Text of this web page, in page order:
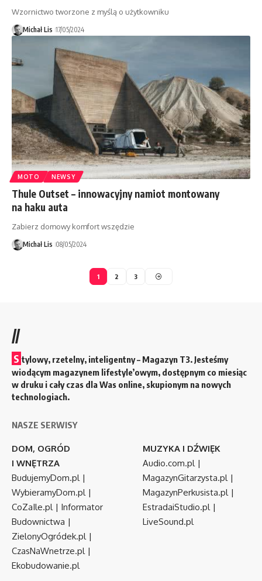
Wzornictwo tworzone z myślą o użytkowniku
Michał Lis 17/05/2024
MOTO NEWSY
Thule Outset – innowacyjny namiot montowany
na haku auta
Zabierz domowy komfort wszędzie
Michał Lis 08/05/2024
1 2 3
//
S tylowy, rzetelny, inteligentny – Magazyn T3. Jesteśmy
wiodącym magazynem lifestyle’owym, dostępnym co miesiąc
w druku i cały czas dla Was online, skupionym na nowych
technologiach.
NASZE SERWISY
DOM, OGRÓD
I WNĘTRZA
BudujemyDom.pl|
WybieramyDom.pl|
CoZaIle.pl| Informator
Budownictwa |
ZielonyOgródek.pl|
CzasNaWnetrze.pl|
Ekobudowanie.pl
MUZYKA I DŹWIĘK
Audio.com.pl|
MagazynGitarzysta.pl|
MagazynPerkusista.pl|
EstradaiStudio.pl|
LiveSound.pl